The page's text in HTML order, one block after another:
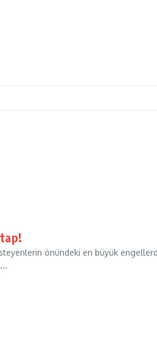
önündeki en büyük